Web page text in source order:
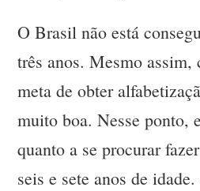
O Brasil não está
três anos. Mesmo assim,
meta de obter
muito boa. Nesse ponto,
quanto a se procurar
seis e sete anos de